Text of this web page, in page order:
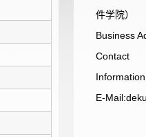
件学院）
Business
Contact
E-Mail: